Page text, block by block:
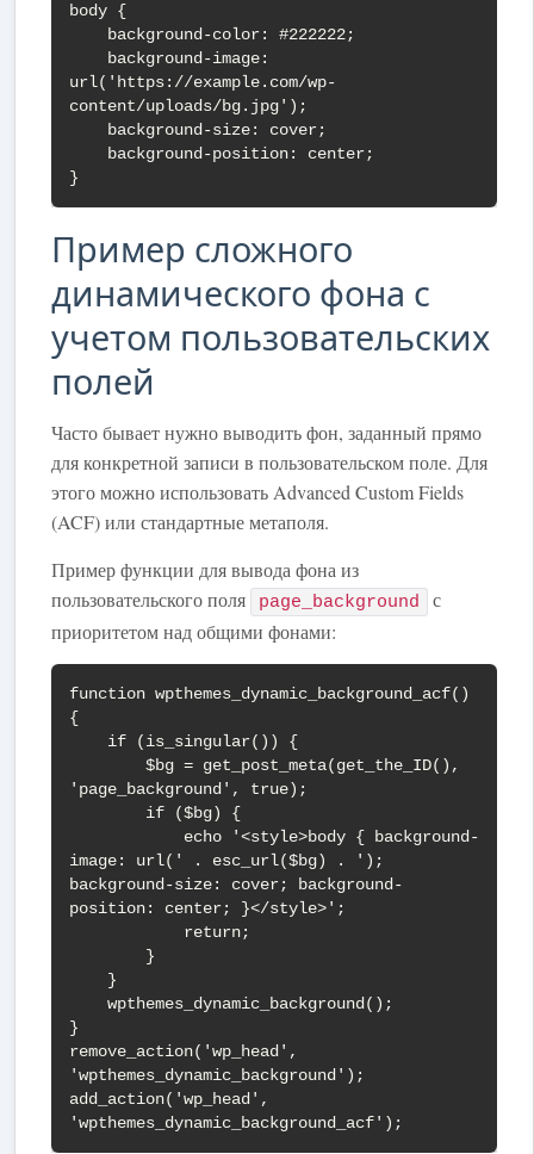
body {
url('https://example.com/wp-
content/uploads/bg.jpg');
}
Пример сложного
динамического фона с
учетом пользовательских
полей
Часто бывает нужно выводить фон, заданный прямо
для конкретной записи в пользовательском поле. Для
этого можно использовать Advanced Custom Fields
(ACF) или стандартные метаполя.
Пример функции для вывода фона из
пользовательского поля
page_background
с
приоритетом над общими фонами:
function wpthemes_dynamic_background_acf()
{
'page_background', true);
image: url(' . esc_url($bg) . ');
background-size: cover; background-
position: center; }</style>';
}
remove_action('wp_head',
'wpthemes_dynamic_background');
add_action('wp_head',
'wpthemes_dynamic_background_acf');